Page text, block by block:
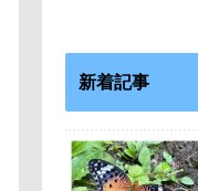
新着記事